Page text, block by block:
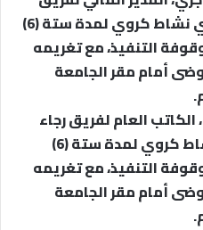
رجاء بني ملال، عن ممارسة أي نشاط كروي لمدة ستة (6)
(3) أشهر موقوفة التنفيذ، مع تغريمه
فوضى أمام مقر الجامعة
العام لفريق رجاء
بني ملال، عن ممارسة أي نشاط كروي لمدة ستة (6)
(3) أشهر موقوفة التنفيذ، مع تغريمه
فوضى أمام مقر الجامعة